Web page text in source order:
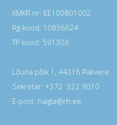
KMKR nr: EE100801002
Rg-kood: 10856624
TP kood: 591303
Lõuna põik 1, 44316 Rakvere
Sekretär: +372 322 9010
E-post: haigla@rh.ee